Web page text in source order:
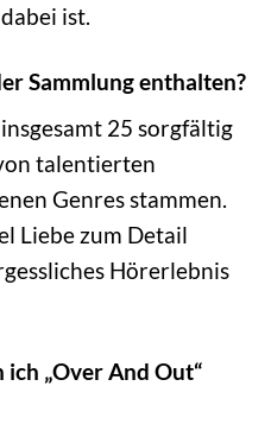
ist.
Sammlung enthalten?
25 sorgfältig
talentierten
Genres stammen.
Liebe zum Detail
Hörerlebnis
„Over And Out“